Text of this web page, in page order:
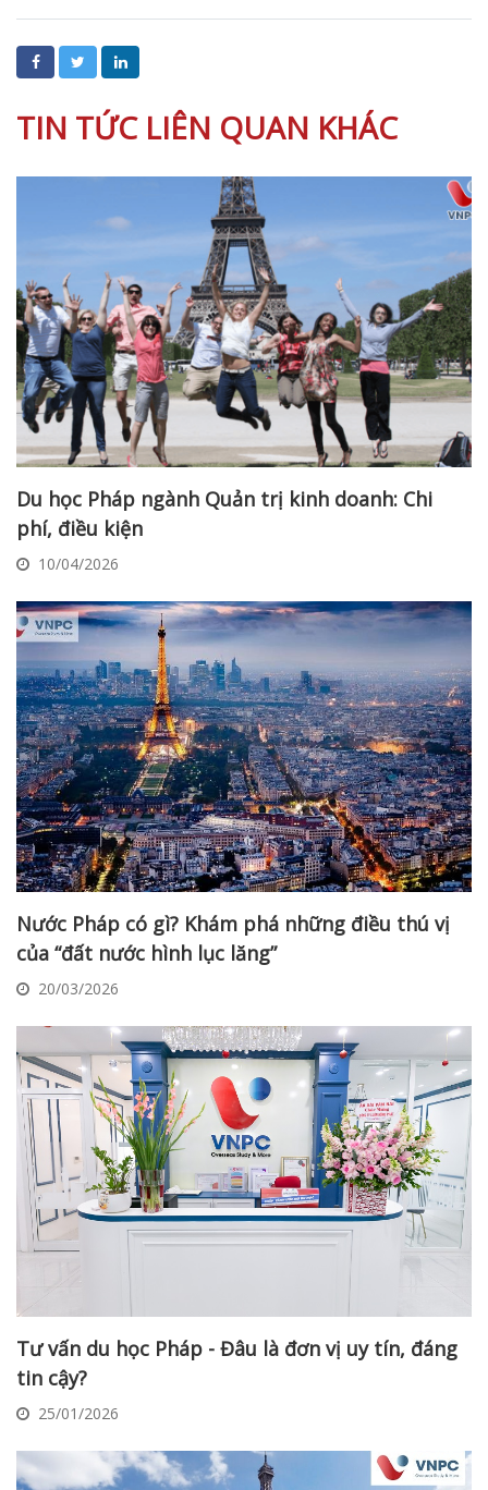
TIN TỨC LIÊN QUAN KHÁC
Du học Pháp ngành Quản trị kinh doanh: Chi
phí, điều kiện
10/04/2026
Nước Pháp có gì? Khám phá những điều thú vị
của “đất nước hình lục lăng”
20/03/2026
Tư vấn du học Pháp - Đâu là đơn vị uy tín, đáng
tin cậy?
25/01/2026